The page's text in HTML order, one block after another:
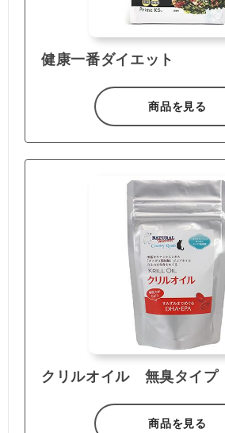
健康一番ダイエット
商品を見る
クリルオイル 無臭タイプ
商品を見る